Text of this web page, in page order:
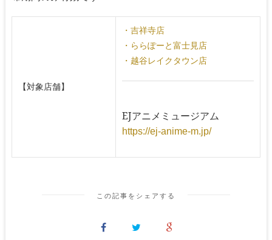
【対象店舗】
・吉祥寺店
・ららぽーと富士見店
・越谷レイクタウン店
EJアニメミュージアム
https://ej-anime-m.jp/
この記事をシェアする